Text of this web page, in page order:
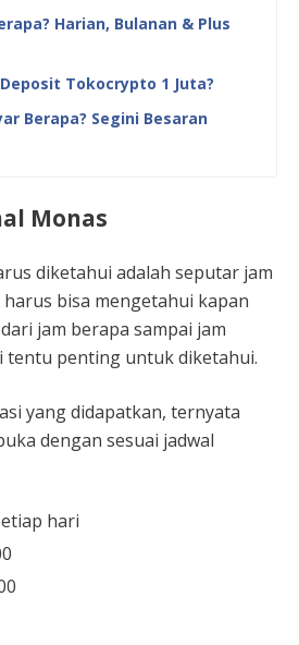
Harian, Bulanan & Plus
Tokocrypto 1 Juta?
Berapa? Segini Besaran
Monas
diketahui adalah seputar jam
bisa mengetahui kapan
jam berapa sampai jam
tentu penting untuk diketahui.
yang didapatkan, ternyata
dengan sesuai jadwal
hari